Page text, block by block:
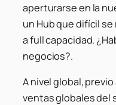
aperturarse en la
un Hub que difícil
a full capacidad.
negocios?.
A nivel global, previo
ventas globales del